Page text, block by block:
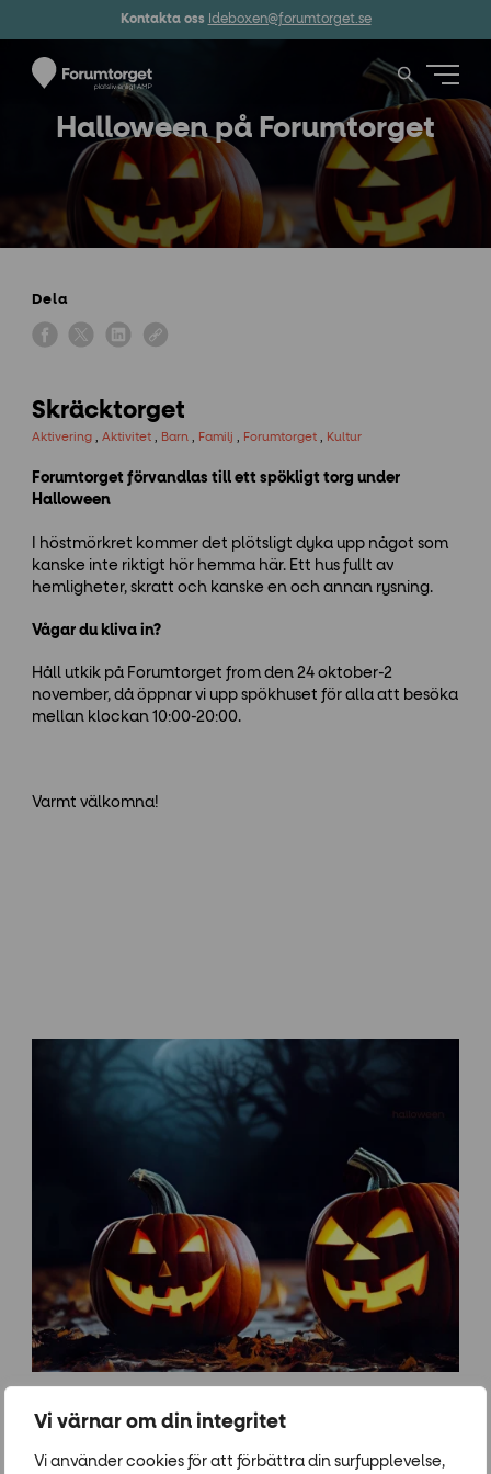
Vi värnar om din integritet
Vi använder cookies för att förbättra din surfupplevelse,
Kontakta oss Ideboxen@forumtorget.se
Halloween på Forumtorget
Dela
Skräcktorget
Aktivering Aktivitet Barn Familj Forumtorget Kultur
Forumtorget förvandlas till ett spökligt torg under
Halloween
I höstmörkret kommer det plötsligt dyka upp något som
kanske inte riktigt hör hemma här. Ett hus fullt av
hemligheter, skratt och kanske en och annan rysning.
Vågar du kliva in?
Håll utkik på Forumtorget from den 24 oktober-2
november, då öppnar vi upp spökhuset för alla att besöka
mellan klockan 10:00-20:00.
Varmt välkomna!